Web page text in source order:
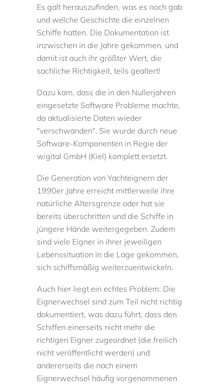
Es galt herauszufinden, was es noch gab
und welche Geschichte die einzelnen
Schiffe hatten. Die Dokumentation ist
inzwischen in die Jahre gekommen, und
damit ist auch ihr größter Wert, die
sachliche Richtigkeit, teils gealtert!
Dazu kam, dass die in den Nullerjahren
eingesetzte Software Probleme machte,
da aktualisierte Daten wieder
"verschwanden". Sie wurde durch neue
Software-Komponenten in Regie der
wigital GmbH (Kiel) komplett ersetzt.
Die Generation von Yachteignern der
1990er Jahre erreicht mittlerweile ihre
natürliche Altersgrenze oder hat sie
bereits überschritten und die Schiffe in
jüngere Hände weitergegeben. Zudem
sind viele Eigner in ihrer jeweiligen
Lebenssituation in die Lage gekommen,
sich schiffsmäßig weiterzuentwickeln.
Auch hier liegt ein echtes Problem: Die
Eignerwechsel sind zum Teil nicht richtig
dokumentiert, was dazu führt, dass den
Schiffen einerseits nicht mehr die
richtigen Eigner zugeordnet (die freilich
nicht veröffentlicht werden) und
andererseits die nach einem
Eignerwechsel häufig vorgenommenen